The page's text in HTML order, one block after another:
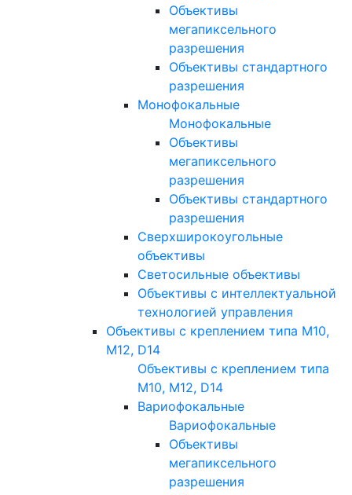
Объективы
мегапиксельного
разрешения
Объективы стандартного
разрешения
Монофокальные
Монофокальные
Объективы
мегапиксельного
разрешения
Объективы стандартного
разрешения
Сверхширокоугольные
объективы
Светосильные объективы
Объективы с интеллектуальной
технологией управления
Объективы с креплением типа M10,
M12, D14
Объективы с креплением типа
M10, M12, D14
Вариофокальные
Вариофокальные
Объективы
мегапиксельного
разрешения